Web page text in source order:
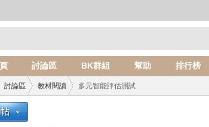
討論區 BK群組 幫助 排行榜
討論區 教材閱讀 多元智能評估測試